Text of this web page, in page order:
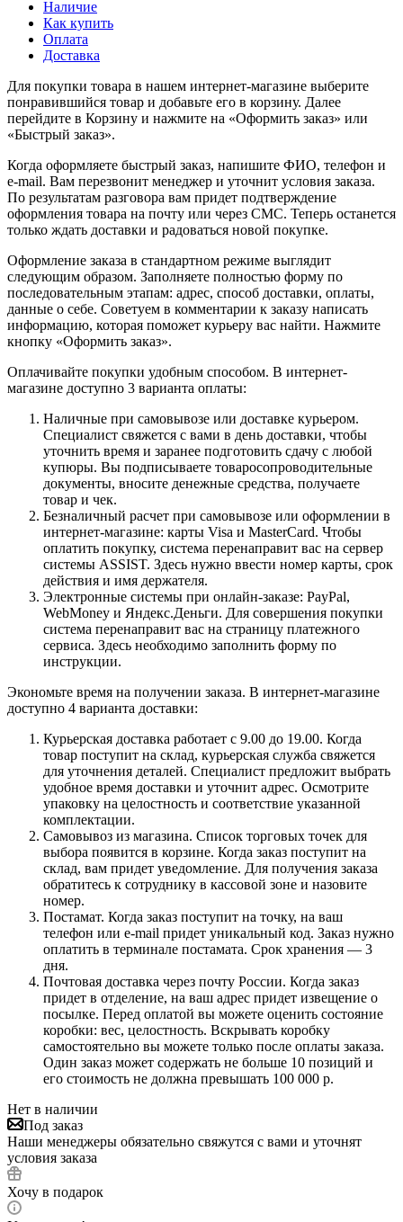
Наличие
Как купить
Оплата
Доставка
Для покупки товара в нашем интернет-магазине выберите
понравившийся товар и добавьте его в корзину. Далее
перейдите в Корзину и нажмите на «Оформить заказ» или
«Быстрый заказ».
Когда оформляете быстрый заказ, напишите ФИО, телефон и
e-mail. Вам перезвонит менеджер и уточнит условия заказа.
По результатам разговора вам придет подтверждение
оформления товара на почту или через СМС. Теперь останется
только ждать доставки и радоваться новой покупке.
Оформление заказа в стандартном режиме выглядит
следующим образом. Заполняете полностью форму по
последовательным этапам: адрес, способ доставки, оплаты,
данные о себе. Советуем в комментарии к заказу написать
информацию, которая поможет курьеру вас найти. Нажмите
кнопку «Оформить заказ».
Оплачивайте покупки удобным способом. В интернет-
магазине доступно 3 варианта оплаты:
Наличные при самовывозе или доставке курьером.
Специалист свяжется с вами в день доставки, чтобы
уточнить время и заранее подготовить сдачу с любой
купюры. Вы подписываете товаросопроводительные
документы, вносите денежные средства, получаете
товар и чек.
Безналичный расчет при самовывозе или оформлении в
интернет-магазине: карты Visa и MasterCard. Чтобы
оплатить покупку, система перенаправит вас на сервер
системы ASSIST. Здесь нужно ввести номер карты, срок
действия и имя держателя.
Электронные системы при онлайн-заказе: PayPal,
WebMoney и Яндекс.Деньги. Для совершения покупки
система перенаправит вас на страницу платежного
сервиса. Здесь необходимо заполнить форму по
инструкции.
Экономьте время на получении заказа. В интернет-магазине
доступно 4 варианта доставки:
Курьерская доставка работает с 9.00 до 19.00. Когда
товар поступит на склад, курьерская служба свяжется
для уточнения деталей. Специалист предложит выбрать
удобное время доставки и уточнит адрес. Осмотрите
упаковку на целостность и соответствие указанной
комплектации.
Самовывоз из магазина. Список торговых точек для
выбора появится в корзине. Когда заказ поступит на
склад, вам придет уведомление. Для получения заказа
обратитесь к сотруднику в кассовой зоне и назовите
номер.
Постамат. Когда заказ поступит на точку, на ваш
телефон или e-mail придет уникальный код. Заказ нужно
оплатить в терминале постамата. Срок хранения — 3
дня.
Почтовая доставка через почту России. Когда заказ
придет в отделение, на ваш адрес придет извещение о
посылке. Перед оплатой вы можете оценить состояние
коробки: вес, целостность. Вскрывать коробку
самостоятельно вы можете только после оплаты заказа.
Один заказ может содержать не больше 10 позиций и
его стоимость не должна превышать 100 000 р.
Нет в наличии
Под заказ
Наши менеджеры обязательно свяжутся с вами и уточнят
условия заказа
Хочу в подарок